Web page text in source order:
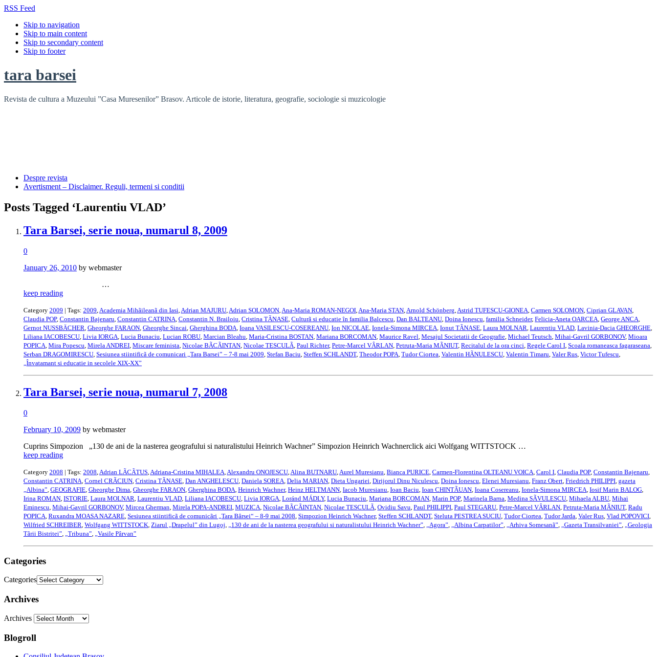
RSS Feed
Skip to navigation
Skip to main content
Skip to secondary content
Skip to footer
tara barsei
Revista de cultura a Muzeului ”Casa Muresenilor” Brasov. Articole de istorie, literatura, geografie, sociologie si muzicologie
Despre revista
Avertisment – Disclaimer. Reguli, termeni si conditii
Posts Tagged ‘Laurentiu VLAD’
Tara Barsei, serie noua, numarul 8, 2009
0
January 26, 2010 by webmaster
…
keep reading
Category 2009 | Tags: 2009,Academia Mihãileanã din Iasi,Adrian MAJURU,Adrian SOLOMON,Ana-Maria ROMAN-NEGOI,Ana-Maria STAN,Arnold Schönberg,Astrid TUFESCU-GIONEA, Carmen SOLOMON, Ciprian GLAVAN,
Claudia POP, Constantin Bajenaru, Constantin CATRINA, Constantin N. Brailoiu, Cristina TÃNASE, Culturã si educatie în familia Balcescu, Dan BALTEANU, Doina Ionescu, familia Schneider, Felicia-Aneta OARCEA, George ANCA,
Gernot NUSSBÄCHER, Gheorghe FARAON, Gheorghe Sincai, Gherghina BODA, Ioana VASILESCU-COSEREANU, Ion NICOLAE, Ionela-Simona MIRCEA, Ionut TÃNASE, Laura MOLNAR, Laurentiu VLAD, Lavinia-Dacia GHEORGHE,
Liliana IACOBESCU, Livia IORGA, Lucia Bunaciu, Lucian ROBU, Marcian Bleahu, Maria-Cristina BOSTAN, Mariana BORCOMAN, Maurice Ravel, Mesajul Societatii de Geografie, Michael Teutsch, Mihai-Gavril GORBONOV, Mioara
POPICA, Mira Popescu, Mirela ANDREI, Miscare feminista, Nicolae BÃCÃINTAN, Nicolae TESCULÃ, Paul Richter, Petre-Marcel VÂRLAN, Petruta-Maria MÃNIUT, Recitalul de la ora cinci, Regele Carol I, Scoala romaneasca fagaraseana,
Serban DRAGOMIRESCU, Sesiunea stiintificã de comunicari „Tara Barsei” – 7-8 mai 2009, Stefan Baciu, Steffen SCHLANDT, Theodor POPA, Tudor Ciortea, Valentin HÃNULESCU, Valentin Timaru, Valer Rus, Victor Tufescu,
„Învatamant si educatie in secolele XIX-XX”
Tara Barsei, serie noua, numarul 7, 2008
0
February 10, 2009 by webmaster
Cuprins Simpozion „130 de ani de la nasterea geografului si naturalistului Heinrich Wachner” Simpozion Heinrich Wachnerclick aici Wolfgang WITTSTOCK …
keep reading
Category 2008 | Tags: 2008 Adrian LÃCÃTUS Adriana-Cristina MIHALEA Alexandru ONOJESCU Alina BUTNARU Aurel Muresianu Bianca PURICE Carmen-Florentina OLTEANU VOICA Carol I Claudia POP, Constantin Bajenaru
Constantin CATRINA Cornel CRÃCIUN Cristina TÃNASE Dan ANGHELESCU Daniela SOREA Delia MARIAN Dieta Ungariei Dirijorul Dinu Niculescu Doina Ionescu Elenei Muresianu Franz Obert Friedrich PHILIPPI gazeta
„Albina” GEOGRAFIE Gheorghe Dima Gheorghe FARAON Gherghina BODA Heinrich Wachner, Heinz HELTMANN Iacob Muresianu Ioan Baciu Ioan CHINTÃUAN Ioana Cosereanu Ionela-Simona MIRCEA Iosif Marin BALOG
Irina ROMAN ISTORIE Laura MOLNAR Laurentiu VLAD Liliana IACOBESCU Livia IORGA Loránd MÁDLY, Lucia Bunaciu Mariana BORCOMAN Marin POP, Marinela Barna Medina SÃVULESCU Mihaela ALBU Mihai
Eminescu Mihai-Gavril GORBONOV, Mircea Gherman Mirela POPA-ANDREI MUZICA Nicolae BÃCÃINTAN Nicolae TESCULÃ Ovidiu Savu Paul PHILIPPI Paul STEGARU Petre-Marcel VÂRLAN Petruta-Maria MÃNIUT, Radu
POPICA Ruxandra MOASA NAZARE Sesiunea stiintificã de comunicãri „Tara Bârsei“ – 8-9 mai 2008 Simpozion Heinrich Wachner, Steffen SCHLANDT, Steluta PESTREA SUCIU Tudor Ciortea Tudor Jarda Valer Rus Vlad POPOVICI
Wilfried SCHREIBER Wolfgang WITTSTOCK Ziarul „Drapelul” din Lugoj „130 de ani de la nasterea geografului si naturalistului Heinrich Wachner” „Agora” „Albina Carpatilor” „Arhiva Somesanã” „Gazeta Transilvaniei”
„Geologia
Tãrii Bistritei”
„Tribuna” „Vasile Pârvan”
Categories
Categories
Archives
Archives
Blogroll